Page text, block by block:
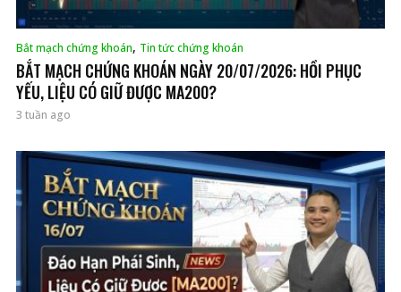
Bắt mạch chứng khoán, Tin tức chứng khoán
BẮT MẠCH CHỨNG KHOÁN NGÀY 20/07/2026: HỒI PHỤC
YẾU, LIỆU CÓ GIỮ ĐƯỢC MA200?
3 tuần ago